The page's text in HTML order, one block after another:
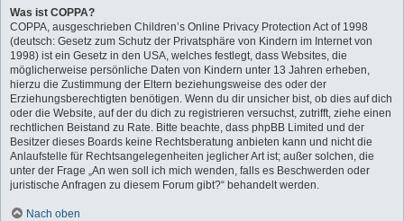
Was ist COPPA?
COPPA, ausgeschrieben Children’s Online Privacy Protection Act of 1998
(deutsch: Gesetz zum Schutz der Privatsphäre von Kindern im Internet von
1998) ist ein Gesetz in den USA, welches festlegt, dass Websites, die
möglicherweise persönliche Daten von Kindern unter 13 Jahren erheben,
hierzu die Zustimmung der Eltern beziehungsweise des oder der
Erziehungsberechtigten benötigen. Wenn du dir unsicher bist, ob dies auf dich
oder die Website, auf der du dich zu registrieren versuchst, zutrifft, ziehe einen
rechtlichen Beistand zu Rate. Bitte beachte, dass phpBB Limited und der
Besitzer dieses Boards keine Rechtsberatung anbieten kann und nicht die
Anlaufstelle für Rechtsangelegenheiten jeglicher Art ist; außer solchen, die
unter der Frage „An wen soll ich mich wenden, falls es Beschwerden oder
juristische Anfragen zu diesem Forum gibt?“ behandelt werden.
Nach oben